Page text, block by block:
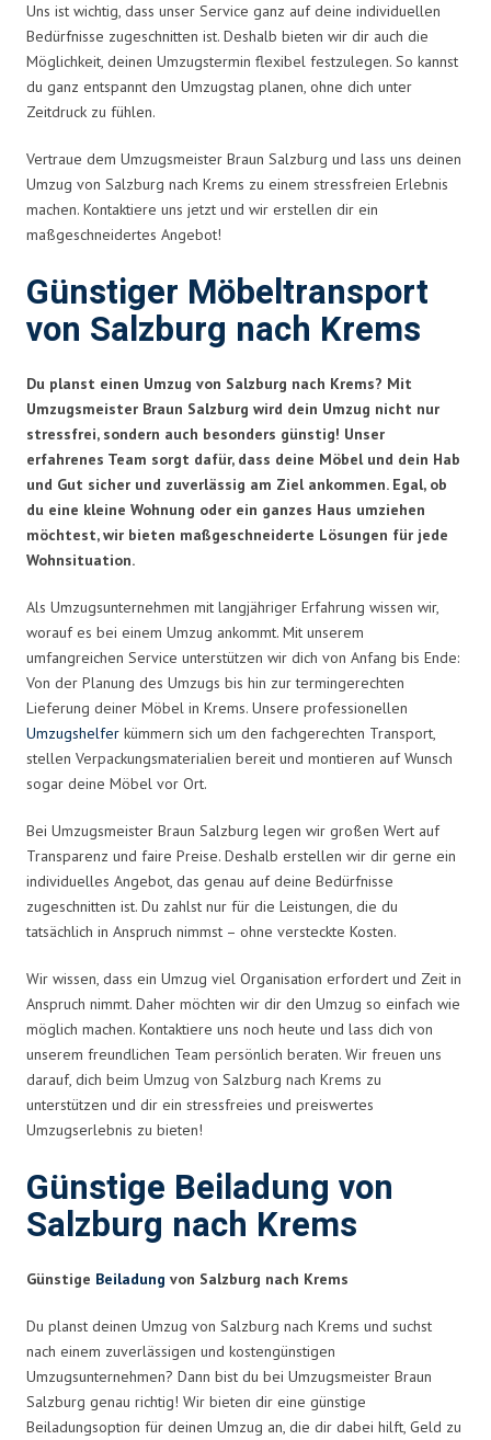
Uns ist wichtig, dass unser Service ganz auf deine individuellen
Bedürfnisse zugeschnitten ist. Deshalb bieten wir dir auch die
Möglichkeit, deinen Umzugstermin flexibel festzulegen. So kannst
du ganz entspannt den Umzugstag planen, ohne dich unter
Zeitdruck zu fühlen.
Vertraue dem Umzugsmeister Braun Salzburg und lass uns deinen
Umzug von Salzburg nach Krems zu einem stressfreien Erlebnis
machen. Kontaktiere uns jetzt und wir erstellen dir ein
maßgeschneidertes Angebot!
Günstiger Möbeltransport
von Salzburg nach Krems
Du planst einen Umzug von Salzburg nach Krems? Mit
Umzugsmeister Braun Salzburg wird dein Umzug nicht nur
stressfrei, sondern auch besonders günstig! Unser
erfahrenes Team sorgt dafür, dass deine Möbel und dein Hab
und Gut sicher und zuverlässig am Ziel ankommen. Egal, ob
du eine kleine Wohnung oder ein ganzes Haus umziehen
möchtest, wir bieten maßgeschneiderte Lösungen für jede
Wohnsituation.
Als Umzugsunternehmen mit langjähriger Erfahrung wissen wir,
worauf es bei einem Umzug ankommt. Mit unserem
umfangreichen Service unterstützen wir dich von Anfang bis Ende:
Von der Planung des Umzugs bis hin zur termingerechten
Lieferung deiner Möbel in Krems. Unsere professionellen
Umzugshelfer kümmern sich um den fachgerechten Transport,
stellen Verpackungsmaterialien bereit und montieren auf Wunsch
sogar deine Möbel vor Ort.
Bei Umzugsmeister Braun Salzburg legen wir großen Wert auf
Transparenz und faire Preise. Deshalb erstellen wir dir gerne ein
individuelles Angebot, das genau auf deine Bedürfnisse
zugeschnitten ist. Du zahlst nur für die Leistungen, die du
tatsächlich in Anspruch nimmst – ohne versteckte Kosten.
Wir wissen, dass ein Umzug viel Organisation erfordert und Zeit in
Anspruch nimmt. Daher möchten wir dir den Umzug so einfach wie
möglich machen. Kontaktiere uns noch heute und lass dich von
unserem freundlichen Team persönlich beraten. Wir freuen uns
darauf, dich beim Umzug von Salzburg nach Krems zu
unterstützen und dir ein stressfreies und preiswertes
Umzugserlebnis zu bieten!
Günstige Beiladung von
Salzburg nach Krems
Günstige Beiladung von Salzburg nach Krems
Du planst deinen Umzug von Salzburg nach Krems und suchst
nach einem zuverlässigen und kostengünstigen
Umzugsunternehmen? Dann bist du bei Umzugsmeister Braun
Salzburg genau richtig! Wir bieten dir eine günstige
Beiladungsoption für deinen Umzug an, die dir dabei hilft, Geld zu